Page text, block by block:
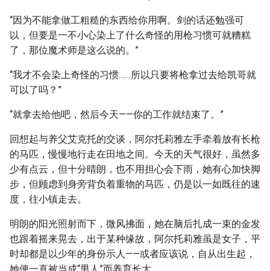
“因为不能拿做工粗糙的东西给你用啊。剑的话还勉强可
以，但要是一不小心染上了什么奇怪的用枪习惯可就糟糕
了，那位魔术师是这么说的。”
“我才不会染上奇怪的习惯……所以只要将枪拿过去给凯哥就
可以了吗？”
“就拿去给他吧，然后今天——你的工作就结束了。”
回想起与养父艾克托的交谈，阿尔托莉雅左手牵着放有长枪
的马匹，慢慢地行走在田地之间。今天的天气很好，虽然多
少有点云，但十分晴朗，也不用担心会下雨，她有心加快脚
步，但顾虑到身旁背负着重物的马匹，仍是以一如既往的速
度，往小镇走去。
明朗的阳光照射而下，微风拂面，她在脑后扎成一束的金发
也跟着摇来晃去，出于某种缘故，阿尔托莉雅虽是女子，平
时却都是以少年的身份示人——或者应该说，自从出生起，